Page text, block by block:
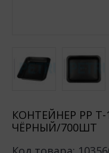
КОНТЕЙНЕР PP T-
ЧЁРНЫЙ/700ШТ